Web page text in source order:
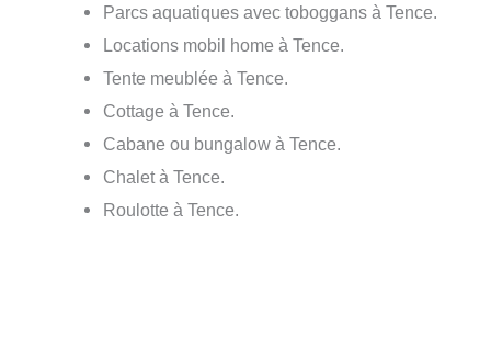
Parcs aquatiques avec toboggans à Tence.
Locations mobil home à Tence.
Tente meublée à Tence.
Cottage à Tence.
Cabane ou bungalow à Tence.
Chalet à Tence.
Roulotte à Tence.